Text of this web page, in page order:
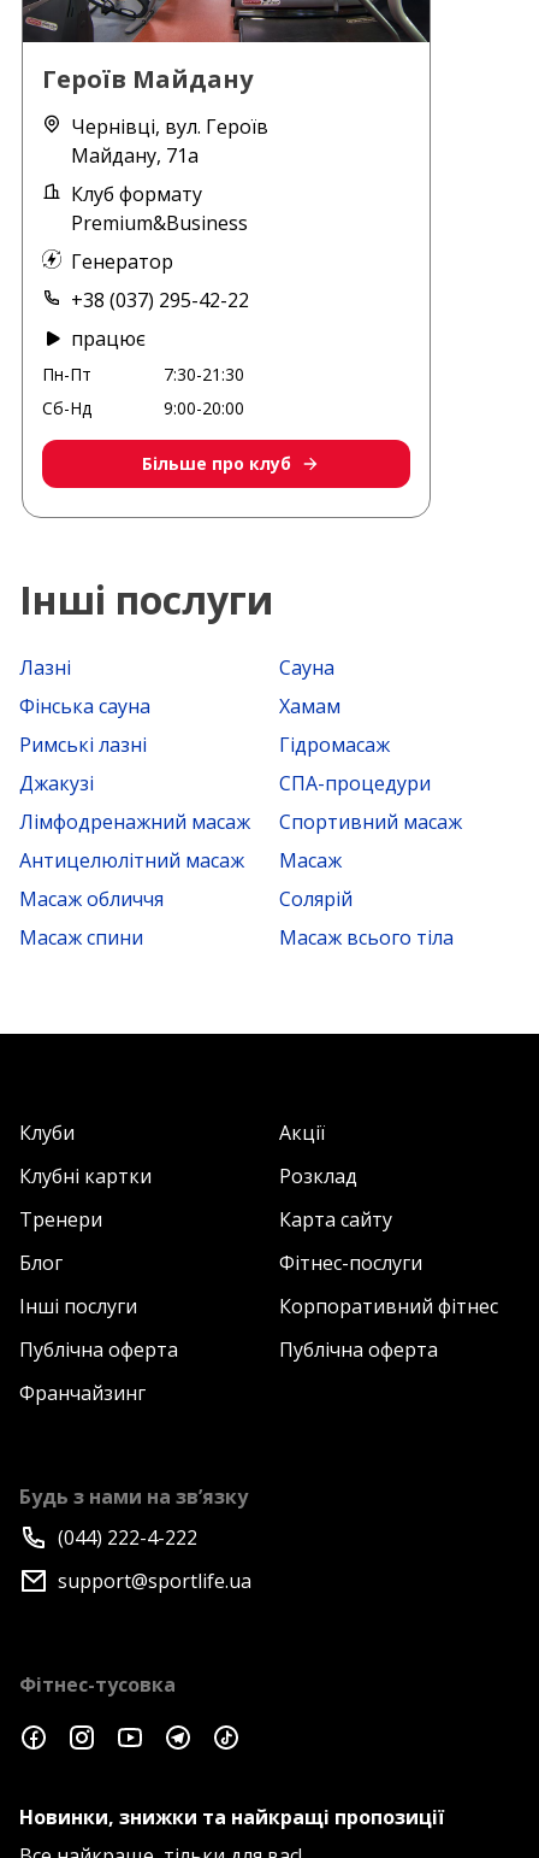
Героїв Майдану
Чернівці, вул. Героїв
Майдану, 71а
Клуб формату
Premium&Business
Генератор
+38 (037) 295-42-22
працює
Пн-Пт
7:30-21:30
Сб-Нд
9:00-20:00
Більше про клуб
Інші послуги
Лазні
Сауна
Фінська сауна
Хамам
Римські лазні
Гідромасаж
Джакузі
СПА-процедури
Лімфодренажний масаж
Спортивний масаж
Антицелюлітний масаж
Масаж
Масаж обличчя
Солярій
Масаж спини
Масаж всього тіла
Клуби
Акції
Клубні картки
Розклад
Тренери
Карта сайту
Блог
Фітнес-послуги
Інші послуги
Корпоративний фітнес
Публічна оферта
Публічна оферта
Франчайзинг
Будь з нами на зв’язку
(044) 222-4-222
support@sportlife.ua
Фітнес-тусовка
Новинки, знижки та найкращі пропозиції